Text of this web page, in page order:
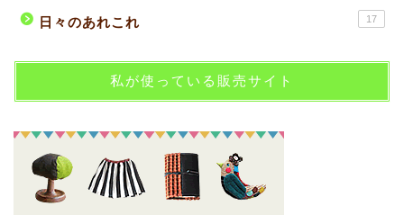
日々のあれこれ 17
私が使っている販売サイト